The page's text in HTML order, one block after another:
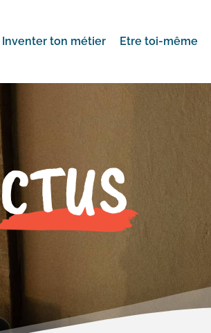
Inventer ton métier Etre toi-même